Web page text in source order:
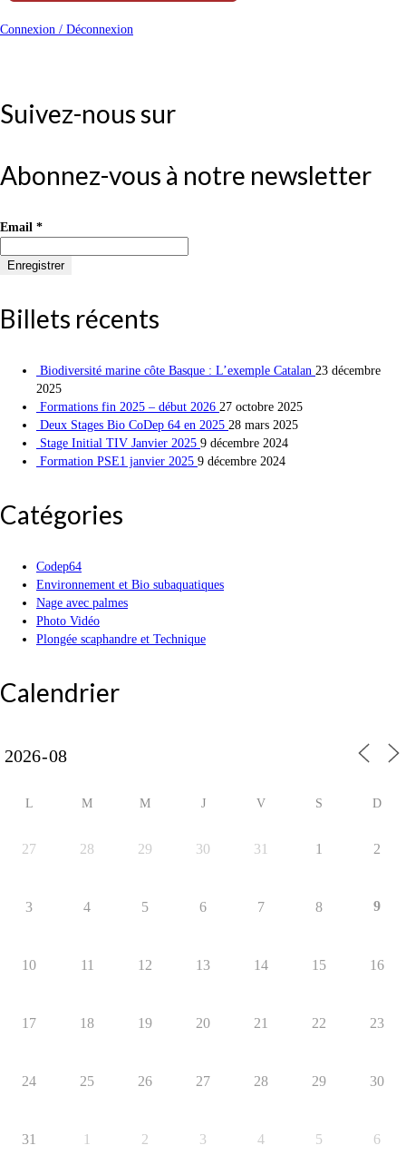
Connexion / Déconnexion
Suivez-nous sur
Abonnez-vous à notre newsletter
Email *
Billets récents
Biodiversité marine côte Basque : L’exemple Catalan 23 décembre
2025
Formations fin 2025 – début 2026 27 octobre 2025
Deux Stages Bio CoDep 64 en 2025 28 mars 2025
Stage Initial TIV Janvier 2025 9 décembre 2024
Formation PSE1 janvier 2025 9 décembre 2024
Catégories
Codep64
Environnement et Bio subaquatiques
Nage avec palmes
Photo Vidéo
Plongée scaphandre et Technique
Calendrier
L M M J V S D
27 28 29 30 31 1 2
3 4 5 6 7 8 9
10 11 12 13 14 15 16
17 18 19 20 21 22 23
24 25 26 27 28 29 30
31 1 2 3 4 5 6